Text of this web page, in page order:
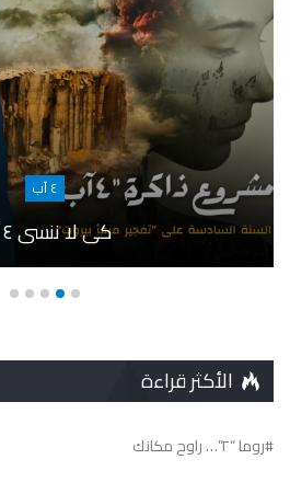
٤ آب
كي لا ننسى ٤ آب
الأكثر قراءة
#روما “٢”… راوح مكانك